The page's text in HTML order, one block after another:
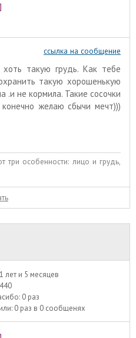
ссылка на сообщение
такую грудь. Как тебе
такую хорошенькую
не кормила. Такие сосочки
желаю сбычи мечт)))
особенности: лицо и грудь,
лет и 5 месяцев
440
0 раз
0 раз в 0 сообщенях